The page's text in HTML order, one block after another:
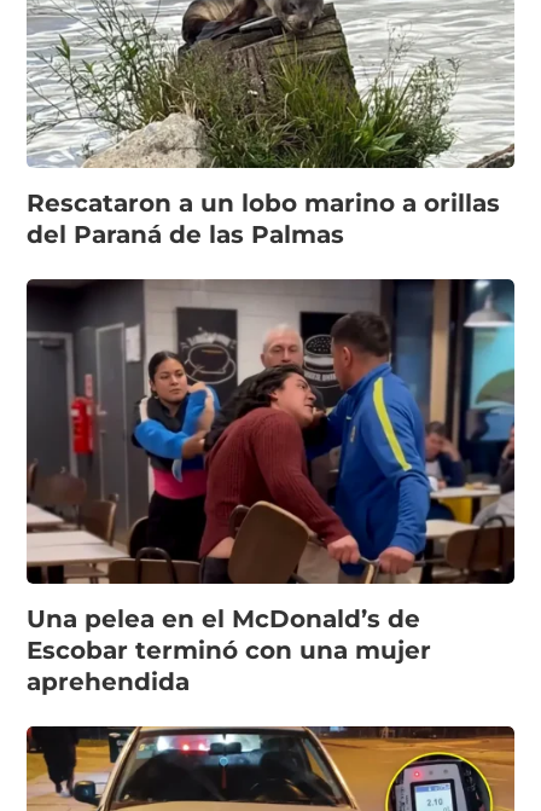
Rescataron a un lobo marino a orillas
del Paraná de las Palmas
Una pelea en el McDonald’s de
Escobar terminó con una mujer
aprehendida